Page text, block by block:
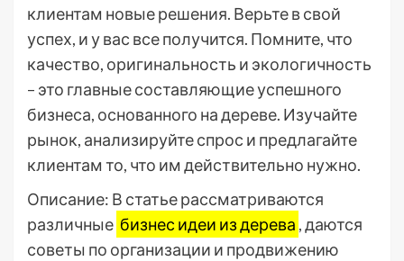
клиентам новые решения. Верьте в свой
успех, и у вас все получится. Помните, что
качество, оригинальность и экологичность
– это главные составляющие успешного
бизнеса, основанного на дереве. Изучайте
рынок, анализируйте спрос и предлагайте
клиентам то, что им действительно нужно.
Описание: В статье рассматриваются
различные бизнес идеи из дерева , даются
советы по организации и продвижению